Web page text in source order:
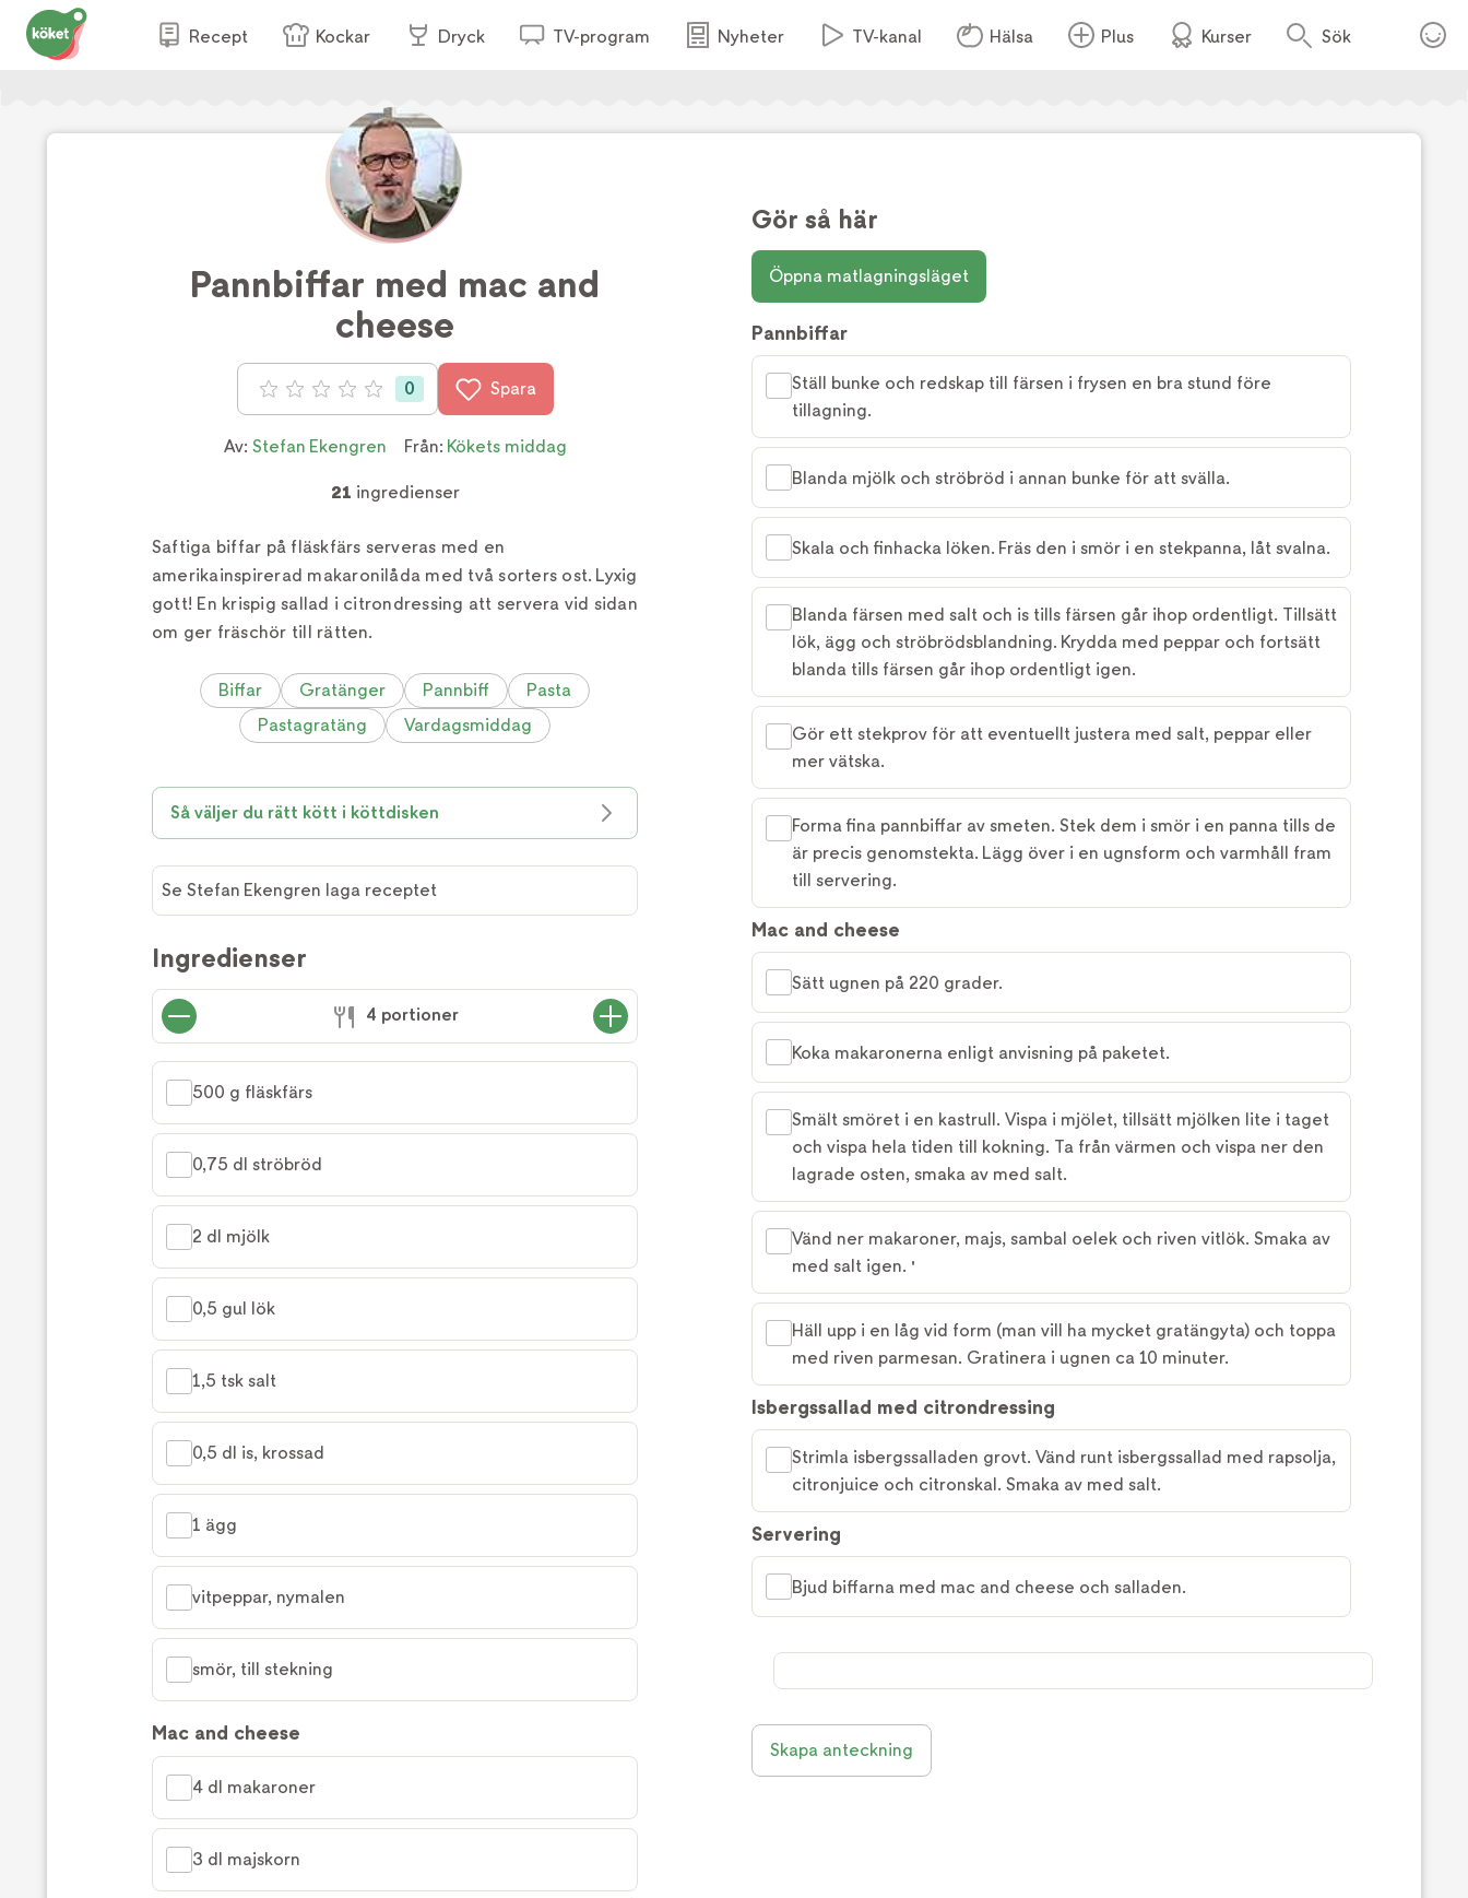
Recept Kockar Dryck TV-program Nyheter TV-kanal Hälsa Plus Kurser Sök
Foto:TV4
Pannbiffar med mac and
cheese
Betyg: 0 av 5 0 Spara
Av: Stefan Ekengren Från: Kökets middag
21 ingredienser
Saftiga biffar på fläskfärs serveras med en
amerikainspirerad makaronilåda med två sorters ost. Lyxig
gott! En krispig sallad i citrondressing att servera vid sidan
om ger fräschör till rätten.
Biffar Gratänger Pannbiff
Pasta
Pastagratäng
Vardagsmiddag
Så väljer du rätt kött i köttdisken
Stefan
Ekengren
laga
receptet
Se Stefan Ekengren laga receptet
Ingredienser
4 portioner
500 g fläskfärs
0,75 dl ströbröd
2 dl mjölk
0,5 gul lök
1,5 tsk salt
0,5 dl is, krossad
1 ägg
vitpeppar, nymalen
smör, till stekning
Mac and cheese
4 dl makaroner
3 dl majskorn
Gör så här
Öppna matlagningsläget
Pannbiffar
Ställ bunke och redskap till färsen i frysen en bra stund före
tillagning.
Blanda mjölk och ströbröd i annan bunke för att svälla.
Skala och finhacka löken. Fräs den i smör i en stekpanna, låt svalna.
Blanda färsen med salt och is tills färsen går ihop ordentligt. Tillsätt
lök, ägg och ströbrödsblandning. Krydda med peppar och fortsätt
blanda tills färsen går ihop ordentligt igen.
Gör ett stekprov för att eventuellt justera med salt, peppar eller
mer vätska.
Forma fina pannbiffar av smeten. Stek dem i smör i en panna tills de
är precis genomstekta. Lägg över i en ugnsform och varmhåll fram
till servering.
Mac and cheese
Sätt ugnen på 220 grader.
Koka makaronerna enligt anvisning på paketet.
Smält smöret i en kastrull. Vispa i mjölet, tillsätt mjölken lite i taget
och vispa hela tiden till kokning. Ta från värmen och vispa ner den
lagrade osten, smaka av med salt.
Vänd ner makaroner, majs, sambal oelek och riven vitlök. Smaka av
med salt igen. '
Häll upp i en låg vid form (man vill ha mycket gratängyta) och toppa
med riven parmesan. Gratinera i ugnen ca 10 minuter.
Isbergssallad med citrondressing
Strimla isbergssalladen grovt. Vänd runt isbergssallad med rapsolja,
citronjuice och citronskal. Smaka av med salt.
Servering
Bjud biffarna med mac and cheese och salladen.
Skapa anteckning